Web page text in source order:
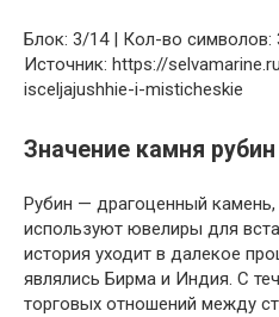
Блок: 3/14 | Кол-во символов:
Источник: https://
isceljajushhie-i-misticheskie
Значение камня
Рубин — драгоценный
используют ювелиры для
история уходит в далекое
являлись Бирма и Индия. С
торговых отношений между